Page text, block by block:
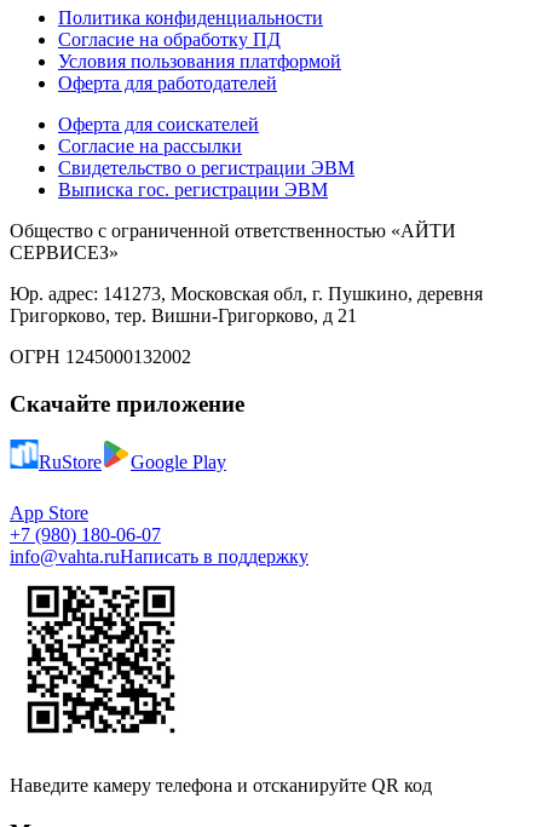
Политика конфиденциальности
Согласие на обработку ПД
Условия пользования платформой
Оферта для работодателей
Оферта для соискателей
Согласие на рассылки
Свидетельство о регистрации ЭВМ
Выписка гос. регистрации ЭВМ
Общество с ограниченной ответственностью «АЙТИ
СЕРВИСЕЗ»
Юр. адрес: 141273, Московская обл, г. Пушкино, деревня
Григорково, тер. Вишни-Григорково, д 21
ОГРН 1245000132002
Скачайте приложение
RuStore Google Play
App Store
+7 (980) 180-06-07
info@vahta.ruНаписать в поддержку
Наведите камеру телефона и отсканируйте QR код